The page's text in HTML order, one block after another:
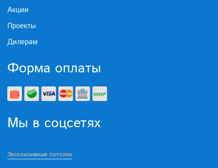
Акции
Проекты
Дилерам
Форма оплаты
Мы в соцсетях
Эксклюзивные потолки